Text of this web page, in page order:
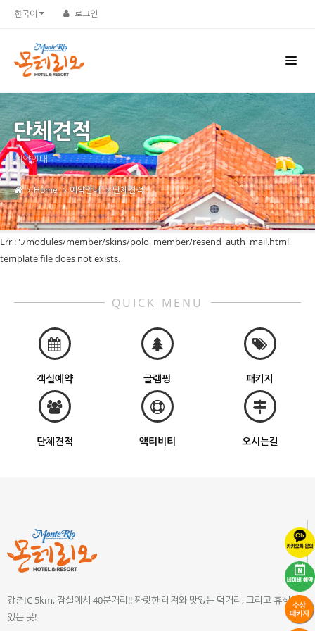
한국어 로그인
단체견적
예약안내
Home 예약안내 단체견적
Err : './modules/member/skins/polo_member/resend_auth_mail.html'
template file does not exists.
QUICK MENU
객실예약 글램핑 패키지
단체견적 액티비티 오시는길
강촌IC 5km, 잠실에서 40분거리!! 짜릿한 레져와 맛있는 먹거리, 그리고 휴식이
있는 곳!